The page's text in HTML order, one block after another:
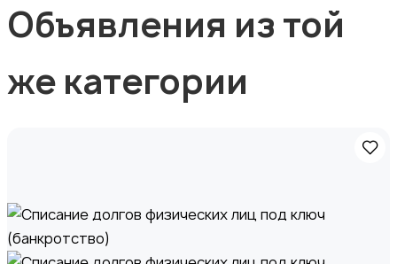
Объявления из той
же категории